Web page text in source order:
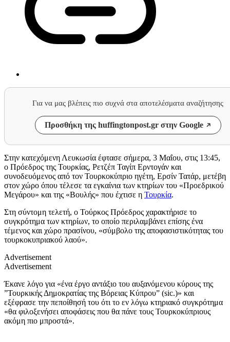
Για να μας βλέπεις πιο συχνά στα αποτελέσματα αναζήτησης
Προσθήκη της huffingtonpost.gr στην Google
Στην κατεχόμενη Λευκωσία έφτασε σήμερα, 3 Μαΐου, στις 13:45,
ο Πρόεδρος της Τουρκίας, Ρετζέπ Ταγίπ Ερντογάν και
συνοδευόμενος από τον Τουρκοκύπριο ηγέτη, Ερσίν Τατάρ, μετέβη
στον χώρο όπου τέλεσε τα εγκαίνια των κτηρίων του «Προεδρικού
Μεγάρου» και της «Βουλής» που έχτισε η Τουρκία.
Στη σύντομη τελετή, ο Τούρκος Πρόεδρος χαρακτήρισε το
συγκρότημα των κτηρίων, το οποίο περιλαμβάνει επίσης ένα
τέμενος και χώρο πρασίνου, «σύμβολο της αποφασιστικότητας του
τουρκοκυπριακού λαού».
Advertisement
Advertisement
Έκανε λόγο για «ένα έργο αντάξιο του αυξανόμενου κύρους της
”Τουρκικής Δημοκρατίας της Βόρειας Κύπρου” (sic.)» και
εξέφρασε την πεποίθησή του ότι το εν λόγω κτηριακό συγκρότημα
«θα φιλοξενήσει αποφάσεις που θα πάνε τους Τουρκοκύπριους
ακόμη πιο μπροστά».